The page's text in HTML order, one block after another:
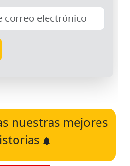
nuestras mejores